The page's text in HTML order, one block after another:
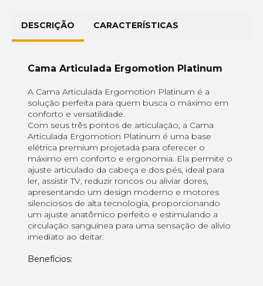
DESCRIÇÃO CARACTERÍSTICAS
Cama Articulada Ergomotion Platinum
A Cama Articulada Ergomotion Platinum é a
solução perfeita para quem busca o máximo em
conforto e versatilidade.
Com seus três pontos de articulação, a Cama
Articulada Ergomotion Platinum é uma base
elétrica premium projetada para oferecer o
máximo em conforto e ergonomia. Ela permite o
ajuste articulado da cabeça e dos pés, ideal para
ler, assistir TV, reduzir roncos ou aliviar dores,
apresentando um design moderno e motores
silenciosos de alta tecnologia, proporcionando
um ajuste anatômico perfeito e estimulando a
circulação sanguínea para uma sensação de alívio
imediato ao deitar.
Benefícios: